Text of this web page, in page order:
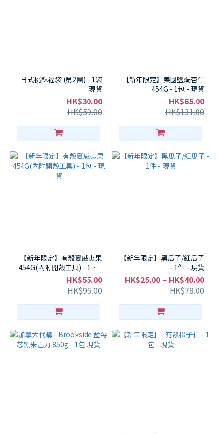
日式桃酥福袋 (第2團) - 1袋
現貨
HK$30.00
HK$59.00
【新年限定】美國鹽焗杏仁
454G - 1包 - 現貨
HK$65.00
HK$131.00
【新年限定】有殼夏威夷果
454G(內附開殼工具) - 1包 -
現貨
HK$55.00
HK$96.00
【新年限定】黑瓜子/紅瓜子
- 1件 - 現貨
HK$25.00 ~ HK$40.00
HK$78.00